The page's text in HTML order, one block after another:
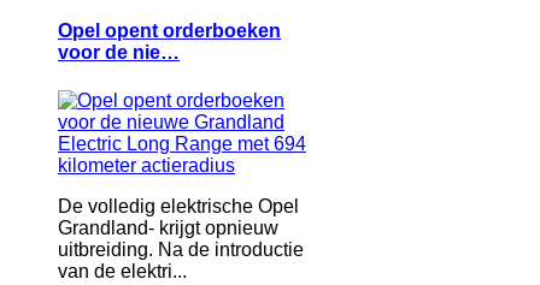
Opel opent orderboeken
voor de nie…
De volledig elektrische Opel
Grandland- krijgt opnieuw
uitbreiding. Na de introductie
van de elektri...